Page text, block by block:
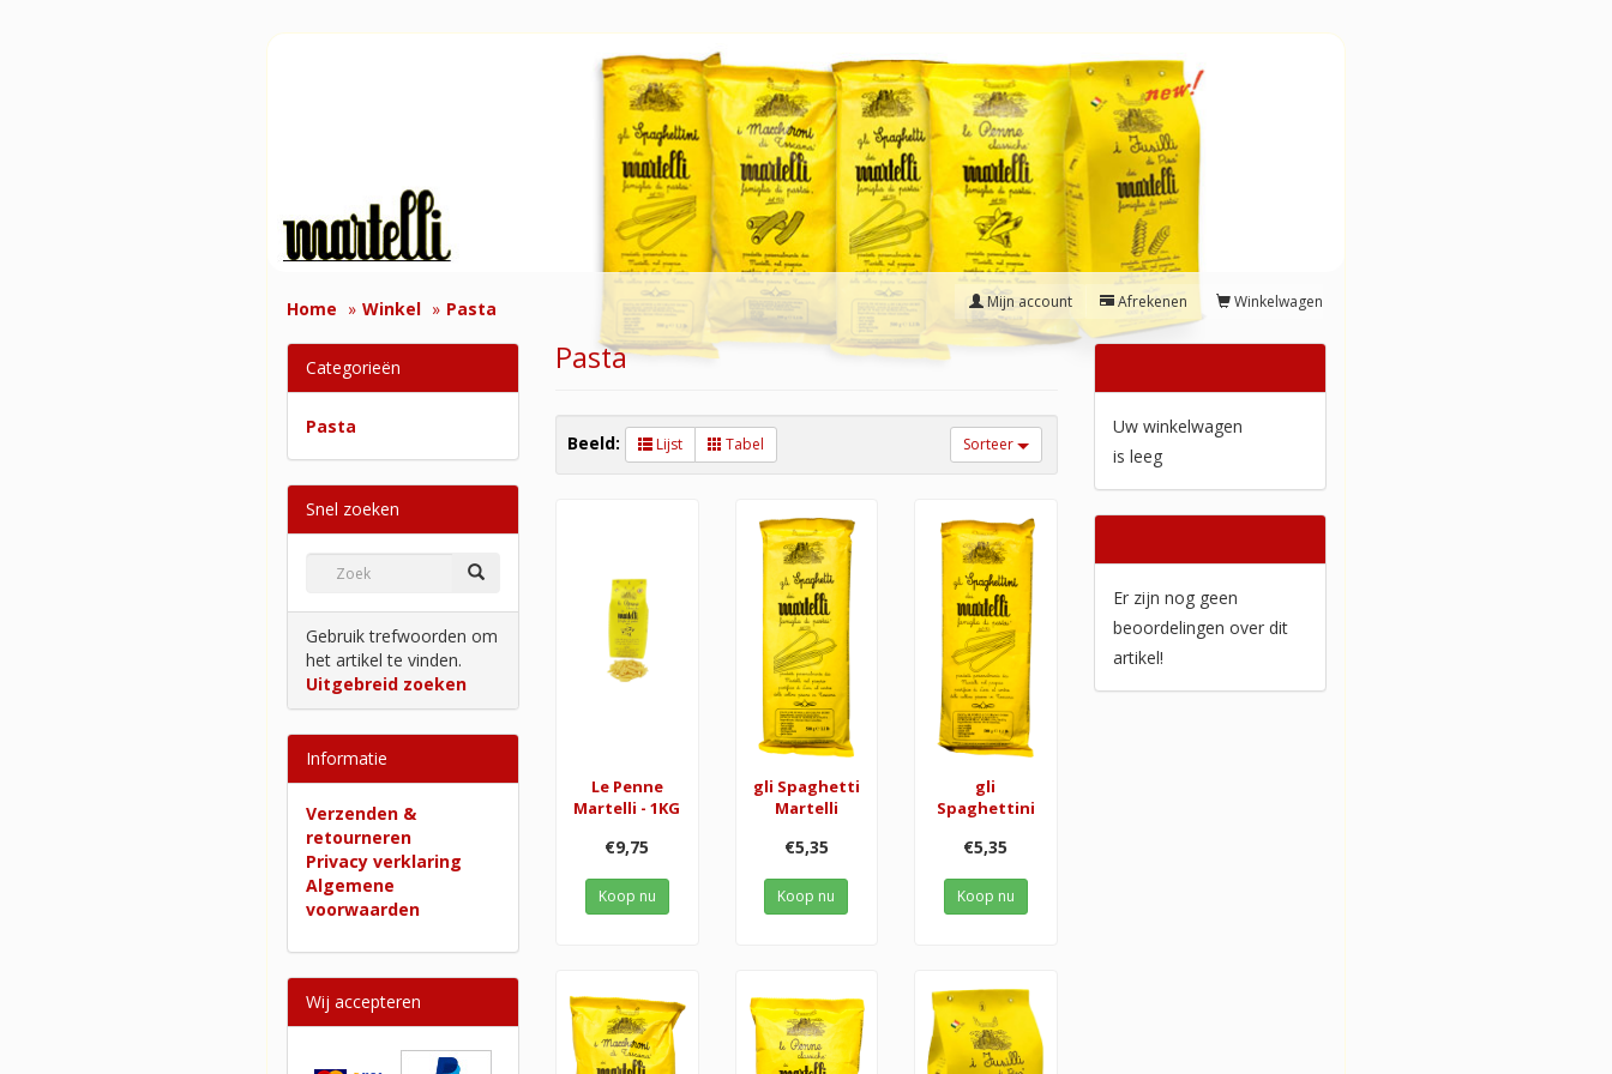
Home Winkel Pasta Winkelwagen
Afrekenen
Mijn account
Pasta
Sorteer
Beeld: Lijst Tabel
Le Penne
Martelli - 1KG
€9,75
Koop nu
gli Spaghetti
Martelli
€5,35
Koop nu
gli
Spaghettini
€5,35
Koop nu
Categorieën
Pasta
Snel zoeken
Gebruik trefwoorden om
het artikel te vinden.
Uitgebreid zoeken
Informatie
Verzenden &
retourneren
Privacy verklaring
Algemene
voorwaarden
Wij accepteren
Uw winkelwagen
is leeg
Er zijn nog geen
beoordelingen over dit
artikel!